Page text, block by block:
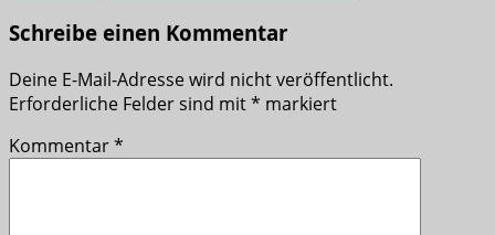
Schreibe einen Kommentar
Deine E-Mail-Adresse wird nicht veröffentlicht.
Erforderliche Felder sind mit* markiert
Kommentar*